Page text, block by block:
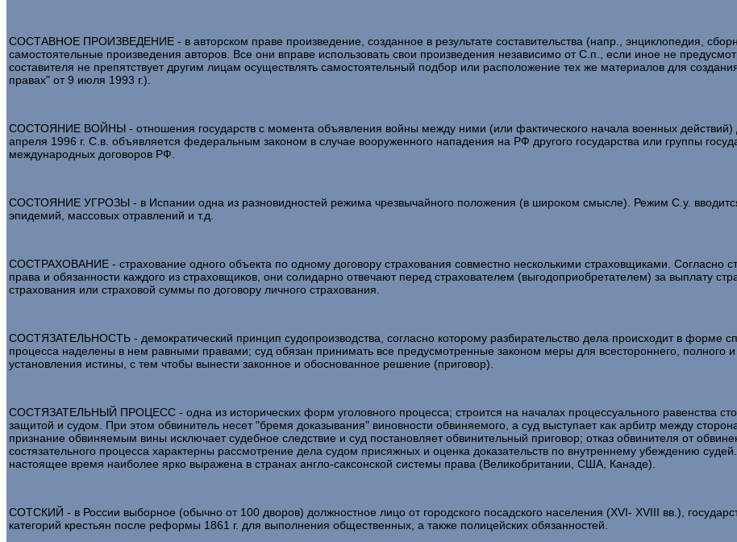
СОСТАВНОЕ ПРОИЗВЕДЕНИЕ - в авторском праве произведение, созданное в результате составительства (напр., энциклопедия,
самостоятельные произведения авторов. Все они вправе использовать свои произведения независимо от С.п., если иное не
составителя не препятствует другим лицам осуществлять самостоятельный подбор или расположение тех же материалов для
правах" от 9 июля 1993 г.).
СОСТОЯНИЕ ВОЙНЫ - отношения государств с момента объявления войны между ними (или фактического начала военных
апреля 1996 г. С.в. объявляется федеральным законом в случае вооруженного нападения на РФ другого государства или группы
международных договоров РФ.
СОСТОЯНИЕ УГРОЗЫ - в Испании одна из разновидностей режима чрезвычайного положения (в широком смысле). Режим С.у. вводится
эпидемий, массовых отравлений и т.д.
СОСТРАХОВАНИЕ - страхование одного объекта по одному договору страхования совместно несколькими страховщиками. Согласно
права и обязанности каждого из страховщиков, они солидарно отвечают перед страхователем (выгодоприобретателем) за выплату
страхования или страховой суммы по договору личного страхования.
СОСТЯЗАТЕЛЬНОСТЬ - демократический принцип судопроизводства, согласно которому разбирательство дела происходит в форме
процесса наделены в нем равными правами; суд обязан принимать все предусмотренные законом меры для всестороннего, полного и
установления истины, с тем чтобы вынести законное и обоснованное решение (приговор).
СОСТЯЗАТЕЛЬНЫЙ ПРОЦЕСС - одна из исторических форм уголовного процесса; строится на началах процессуального равенства
защитой и судом. При этом обвинитель несет "бремя доказывания" виновности обвиняемого, а суд выступает как арбитр между
признание обвиняемым вины исключает судебное следствие и суд постановляет обвинительный приговор; отказ обвинителя от
состязательного процесса характерны рассмотрение дела судом присяжных и оценка доказательств по внутреннему убеждению
настоящее время наиболее ярко выражена в странах англо-саксонской системы права (Великобритании, США, Канаде).
СОТСКИЙ - в России выборное (обычно от 100 дворов) должностное лицо от городского посадского населения (XVI- XVIII вв.),
категорий крестьян после реформы 1861 г. для выполнения общественных, а также полицейских обязанностей.